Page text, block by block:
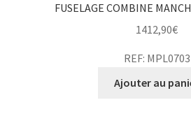
FUSELAGE COMBINE
1412,90€
REF: MPL0703
Ajouter au